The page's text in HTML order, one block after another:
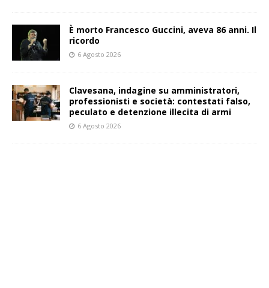
È morto Francesco Guccini, aveva 86 anni. Il
ricordo
6 Agosto 2026
Clavesana, indagine su amministratori,
professionisti e società: contestati falso,
peculato e detenzione illecita di armi
6 Agosto 2026